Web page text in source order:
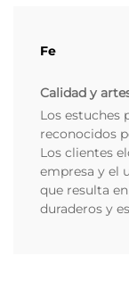
Fe
Calidad y
Los estuches
reconocidos
Los clientes
empresa y el
que resulta
duraderos y